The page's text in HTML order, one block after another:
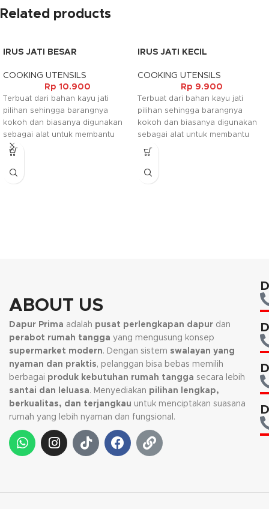
Related products
IRUS JATI BESAR
COOKING UTENSILS
Rp 10.900
Terbuat dari bahan kayu jati
pilihan sehingga barangnya
kokoh dan biasanya digunakan
sebagai alat untuk membantu
pada saat memasak. Irus ini
umum digunakan dalam rumah
tangga, hotel, rumah makan,
IRUS JATI KECIL
COOKING UTENSILS
Rp 9.900
Terbuat dari bahan kayu jati
pilihan sehingga barangnya
kokoh dan biasanya digunakan
sebagai alat untuk membantu
pada saat memasak. Irus ini
umum digunakan dalam rumah
tangga, hotel, rumah makan,
ABOUT US
Dapur Prima adalah pusat perlengkapan dapur dan
perabot rumah tangga yang mengusung konsep
supermarket modern. Dengan sistem swalayan yang
nyaman dan praktis, pelanggan bisa bebas memilih
berbagai produk kebutuhan rumah tangga secara lebih
santai dan leluasa. Menyediakan pilihan lengkap,
berkualitas, dan terjangkau untuk menciptakan suasana
rumah yang lebih nyaman dan fungsional.